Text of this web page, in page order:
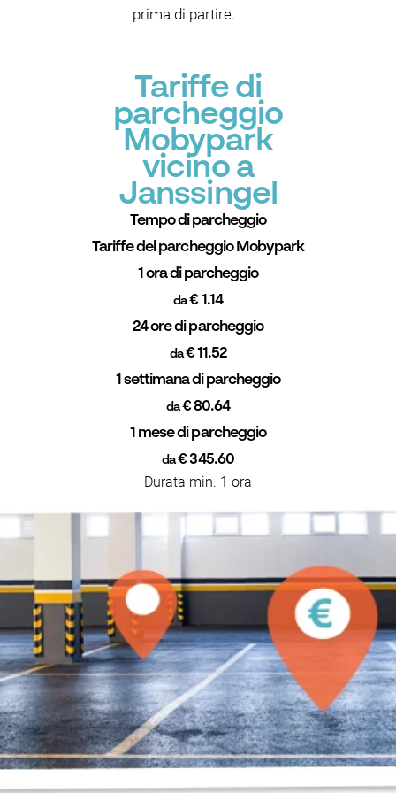
prima di partire.
Tariffe di
parcheggio
Mobypark
vicino a
Janssingel
Tempo di parcheggio
Tariffe del parcheggio Mobypark
1 ora di parcheggio
da€ 1.14
24 ore di parcheggio
da€ 11.52
1 settimana di parcheggio
da€ 80.64
1 mese di parcheggio
da€ 345.60
Durata min. 1 ora